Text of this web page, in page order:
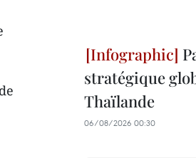
stratégique
Thaïlande
06/08/2026 00:30